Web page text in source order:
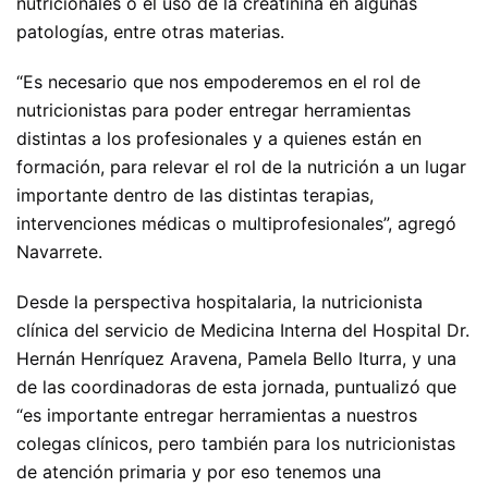
patologías, entre otras materias.
“Es necesario que nos empoderemos en el rol de
nutricionistas para poder entregar herramientas
distintas a los profesionales y a quienes están en
formación, para relevar el rol de la nutrición a un lugar
importante dentro de las distintas terapias,
intervenciones médicas o multiprofesionales”, agregó
Navarrete.
Desde la perspectiva hospitalaria, la nutricionista
clínica del servicio de Medicina Interna del Hospital Dr.
Hernán Henríquez Aravena, Pamela Bello Iturra, y una
de las coordinadoras de esta jornada, puntualizó que
“es importante entregar herramientas a nuestros
colegas clínicos, pero también para los nutricionistas
de atención primaria y por eso tenemos una